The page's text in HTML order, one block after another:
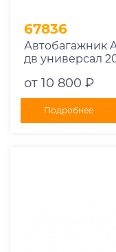
67836
Автобагажник
дв универсал
от 10 800 ₽
Подробнее